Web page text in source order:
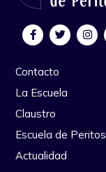
Contacto
La Escuela
Claustro
Escuela de Peritos
Actualidad